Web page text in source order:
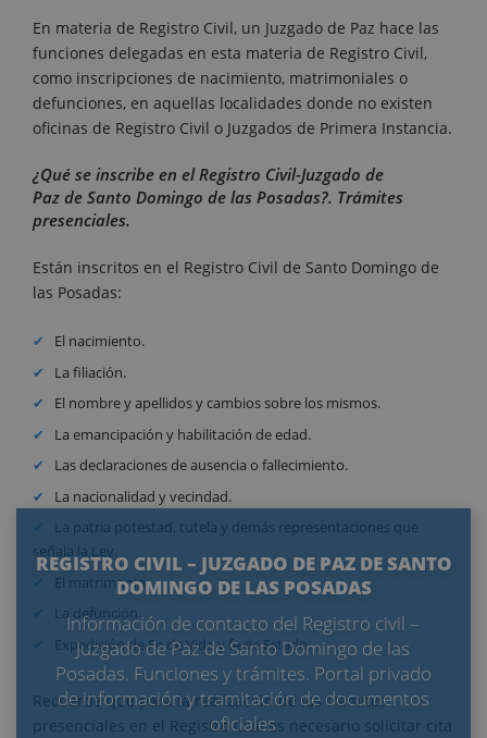
REGISTRO CIVIL – JUZGADO DE PAZ DE SANTO
DOMINGO DE LAS POSADAS
Información de contacto del Registro civil –
Juzgado de Paz de Santo Domingo de las
Posadas. Funciones y trámites. Portal privado
de información y tramitación de documentos
oficiales
En materia de Registro Civil, un Juzgado de Paz hace las
funciones delegadas en esta materia de Registro Civil,
como inscripciones de nacimiento, matrimoniales o
defunciones, en aquellas localidades donde no existen
oficinas de Registro Civil o Juzgados de Primera Instancia.
¿Qué se inscribe en el Registro Civil-Juzgado de
Paz de Santo Domingo de las Posadas?. Trámites
presenciales.
Están inscritos en el Registro Civil de Santo Domingo de
las Posadas:
El nacimiento.
La filiación.
El nombre y apellidos y cambios sobre los mismos.
La emancipación y habilitación de edad.
Las declaraciones de ausencia o fallecimiento.
La nacionalidad y vecindad.
La patria potestad, tutela y demás representaciones que
señala la Ley.
El matrimonio.
La defunción.
Expedición de Fe de Vida y fe de Estado.
Recuerde que para la realización de los trámites
presenciales en el Registro Civil es necesario solicitar cita